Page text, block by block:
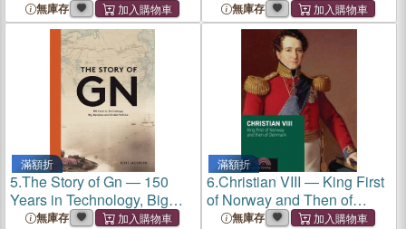
無庫存 無庫存
滿額折
5.The Story of Gn ― 150
Years in Technology, Big
Business and Global Politics
無庫存
滿額折
6.Christian VIII ― King First
of Norway and Then of
Denmark
無庫存